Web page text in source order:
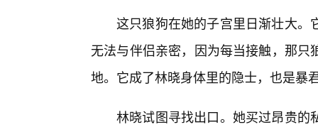
这只狼狗在她的子宫里日渐壮大。
无法与伴侣亲密，因为每当接触，那
地。它成了林晓身体里的隐士，也是暴
林晓试图寻找出口。她买过昂贵的